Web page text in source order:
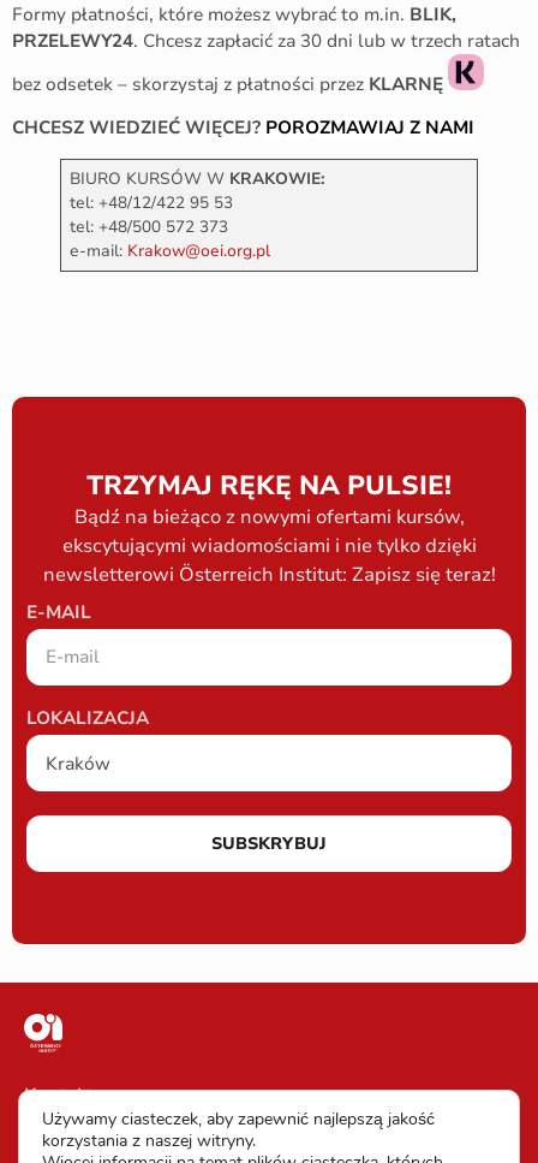
Formy płatności, które możesz wybrać to m.in. BLIK,
PRZELEWY24. Chcesz zapłacić za 30 dni lub w trzech ratach
bez odsetek – skorzystaj z płatności przez KLARNĘ
CHCESZ WIEDZIEĆ WIĘCEJ? POROZMAWIAJ Z NAMI
BIURO KURSÓW W KRAKOWIE:
tel: +48/12/422 95 53
tel: +48/500 572 373
e-mail: Krakow@oei.org.pl
TRZYMAJ RĘKĘ NA PULSIE!
Bądź na bieżąco z nowymi ofertami kursów,
ekscytującymi wiadomościami i nie tylko dzięki
newsletterowi Österreich Institut: Zapisz się teraz!
E-MAIL
LOKALIZACJA
SUBSKRYBUJ
Kontakt
Impressum
Używamy ciasteczek, aby zapewnić najlepszą jakość
korzystania z naszej witryny.